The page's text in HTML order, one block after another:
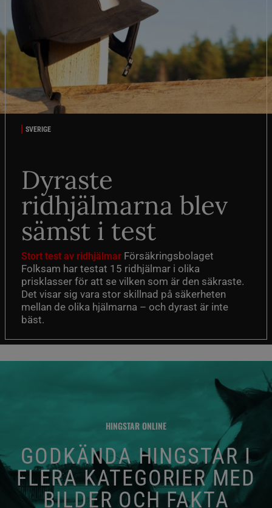
SVERIGE
Dyraste
ridhjälmarna blev
sämst i test
Stort test av ridhjälmar Försäkringsbolaget
Folksam har testat 15 ridhjälmar i olika
prisklasser för att se vilken som är den säkraste.
Det visar sig vara stor skillnad på säkerheten
mellan de olika hjälmarna – och dyrast är inte
bäst.
HINGSTAR ONLINE
GODKÄNDA HINGSTAR I
FLERA KATEGORIER MED
BILDER OCH FAKTA